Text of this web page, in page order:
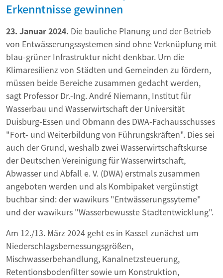
Erkenntnisse gewinnen
23. Januar 2024. Die bauliche Planung und der Betrieb
von Entwässerungssystemen sind ohne Verknüpfung mit
blau-grüner Infrastruktur nicht denkbar. Um die
Klimaresilienz von Städten und Gemeinden zu fördern,
müssen beide Bereiche zusammen gedacht werden,
sagt Professor Dr.-Ing. André Niemann, Institut für
Wasserbau und Wasserwirtschaft der Universität
Duisburg-Essen und Obmann des DWA-Fachausschusses
"Fort- und Weiterbildung von Führungskräften". Dies sei
auch der Grund, weshalb zwei Wasserwirtschaftskurse
der Deutschen Vereinigung für Wasserwirtschaft,
Abwasser und Abfall e. V. (DWA) erstmals zusammen
angeboten werden und als Kombipaket vergünstigt
buchbar sind: der wawikurs "Entwässerungssyteme"
und der wawikurs "Wasserbewusste Stadtentwicklung".
Am 12./13. März 2024 geht es in Kassel zunächst um
Niederschlagsbemessungsgrößen,
Mischwasserbehandlung, Kanalnetzsteuerung,
Retentionsbodenfilter sowie um Konstruktion,